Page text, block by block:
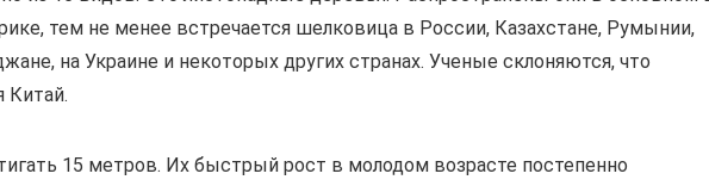
тем не менее встречается шелковица в России, Казахстане, Румынии,
на Украине и некоторых других странах. Ученые склоняются, что
Китай.
15 метров. Их быстрый рост в молодом возрасте постепенно